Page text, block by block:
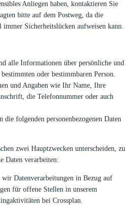
Anliegen haben, kontaktieren Sie
bitte auf dem Postweg, da die
Sicherheitslücken aufweisen kann.
alle Informationen über persönliche und
oder bestimmbaren Person.
und Angaben wie Ihr Name, Ihre
die Telefonnummer oder auch
die folgenden personenbezogenen Daten
zwei Hauptzwecken unterscheiden, zu
Daten verarbeiten:
wir Datenverarbeitungen in Bezug auf
für offene Stellen in unserem
bei Crossplan.